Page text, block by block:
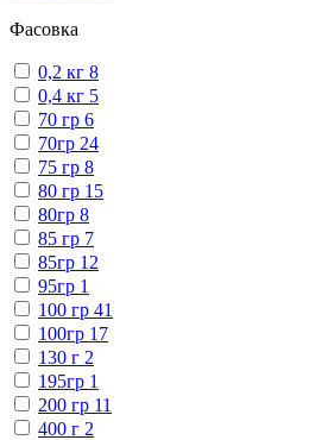
Фасовка
0,2 кг 8
0,4 кг 5
70 гр 6
70гр 24
75 гр 8
80 гр 15
80гр 8
85 гр 7
85гр 12
95гр 1
100 гр 41
100гр 17
130 г 2
195гр 1
200 гр 11
400 г 2